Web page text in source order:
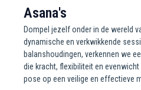
Asana's
Dompel jezelf onder in de wereld
dynamische en verkwikkende
balanshoudingen, verkennen we
die kracht, flexibiliteit en evenwicht
pose op een veilige en effectieve